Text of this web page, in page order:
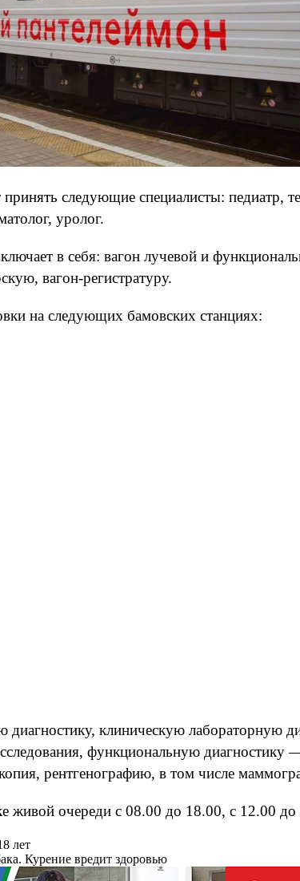
следующие специалисты: педиатр,
уролог.
в себя: вагон лучевой и
вагон-регистратуру.
на следующих бамовских станциях:
диагностику, клиническую лабораторную
функциональную
рентгенографию, в том числе
живой очереди с 08.00 до 18.00, с 12.00
лет
Курение вредит здоровью